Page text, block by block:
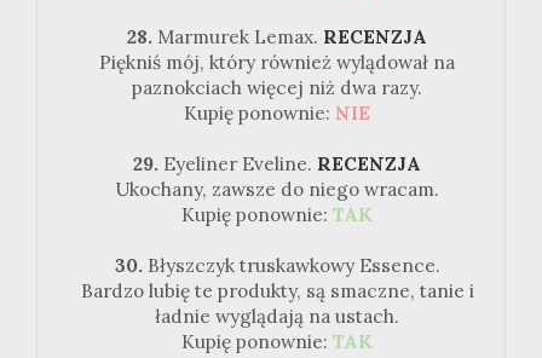
28. Marmurek Lemax. RECENZJA
Piękniś mój, który również wylądował na
paznokciach więcej niż dwa razy.
Kupię ponownie: NIE
29. Eyeliner Eveline. RECENZJA
Ukochany, zawsze do niego wracam.
Kupię ponownie: TAK
30. Błyszczyk truskawkowy Essence.
Bardzo lubię te produkty, są smaczne, tanie i
ładnie wyglądają na ustach.
Kupię ponownie: TAK